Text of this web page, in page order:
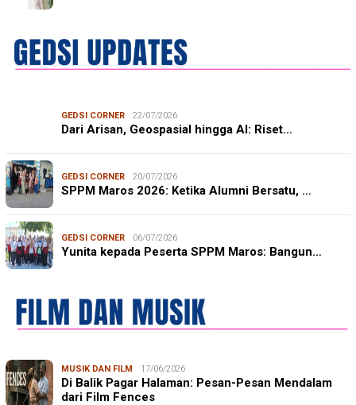
GEDSI CORNER 22/07/2026
Dari Arisan, Geospasial hingga AI: Riset…
GEDSI CORNER 20/07/2026
SPPM Maros 2026: Ketika Alumni Bersatu, …
GEDSI CORNER 06/07/2026
Yunita kepada Peserta SPPM Maros: Bangun…
MUSIK DAN FILM 17/06/2026
Di Balik Pagar Halaman: Pesan-Pesan Mendalam
dari Film Fences